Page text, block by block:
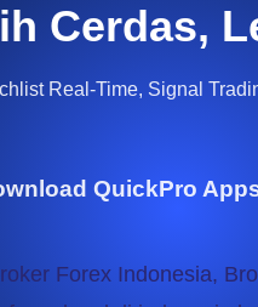
Cerdas,
Real-Time, Signal
QuickPro